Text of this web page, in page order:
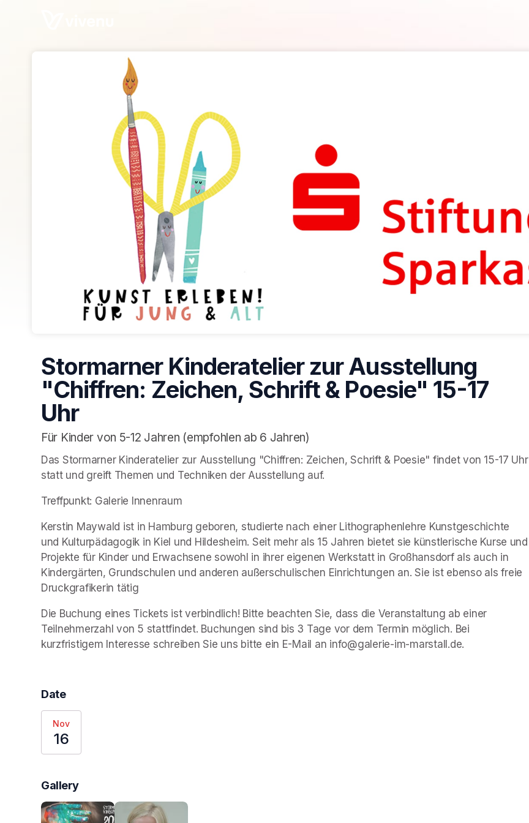
Stormarner Kinderatelier zur Ausstellung
"Chiffren: Zeichen, Schrift & Poesie" 15-17
Uhr
Für Kinder von 5-12 Jahren (empfohlen ab 6 Jahren)
Das Stormarner Kinderatelier zur Ausstellung "Chiffren: Zeichen, Schrift & Poesie" findet von 15-17 Uhr
statt und greift Themen und Techniken der Ausstellung auf.
Treffpunkt: Galerie Innenraum
Kerstin Maywald ist in Hamburg geboren, studierte nach einer Lithographenlehre Kunstgeschichte
und Kulturpädagogik in Kiel und Hildesheim. Seit mehr als 15 Jahren bietet sie künstlerische Kurse und
Projekte für Kinder und Erwachsene sowohl in ihrer eigenen Werkstatt in Großhansdorf als auch in
Kindergärten, Grundschulen und anderen außerschulischen Einrichtungen an. Sie ist ebenso als freie
Druckgrafikerin tätig
Die Buchung eines Tickets ist verbindlich! Bitte beachten Sie, dass die Veranstaltung ab einer
Teilnehmerzahl von 5 stattfindet. Buchungen sind bis 3 Tage vor dem Termin möglich. Bei
kurzfristigem Interesse schreiben Sie uns bitte ein E-Mail an info@galerie-im-marstall.de.
Date
Nov
16
Gallery